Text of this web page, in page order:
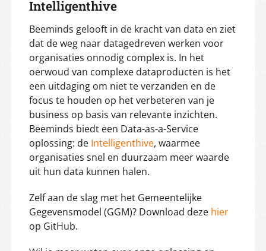
Intelligenthive
Beeminds gelooft in de kracht van data en ziet
dat de weg naar datagedreven werken voor
organisaties onnodig complex is. In het
oerwoud van complexe dataproducten is het
een uitdaging om niet te verzanden en de
focus te houden op het verbeteren van je
business op basis van relevante inzichten.
Beeminds biedt een Data-as-a-Service
oplossing: de Intelligenthive, waarmee
organisaties snel en duurzaam meer waarde
uit hun data kunnen halen.
Zelf aan de slag met het Gemeentelijke
Gegevensmodel (GGM)? Download deze hier
op GitHub.